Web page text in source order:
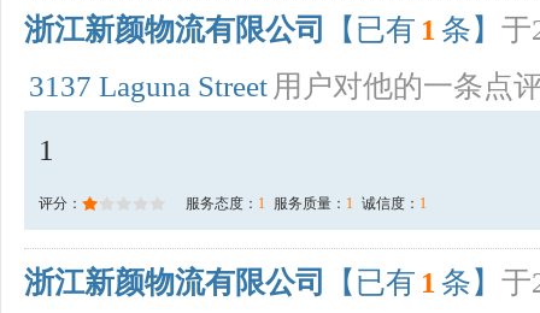
浙江新颜物流有限公司 【已有 1 条】 于
3137 Laguna Street 用户对他的一条点
1
评分： 服务态度： 1 服务质量： 1 诚信度： 1
浙江新颜物流有限公司 【已有 1 条】 于